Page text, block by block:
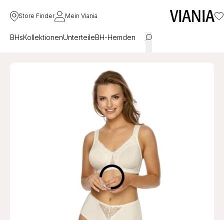
Store Finder Mein Viania
BHsKollektionenUnterteileBH-Hemden